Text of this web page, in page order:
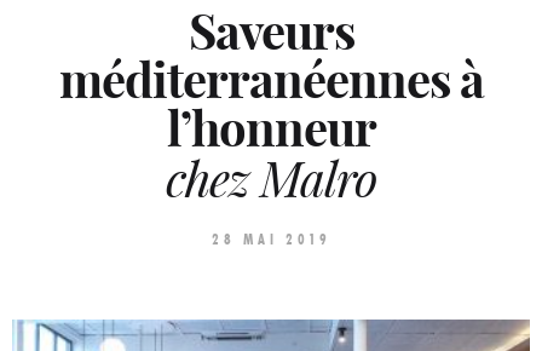
Saveurs
méditerranéennes à
l’honneur
chez Malro
28 MAI 2019